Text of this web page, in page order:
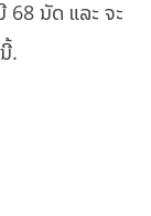
68 ນັດ ແລະ ຈະ
.